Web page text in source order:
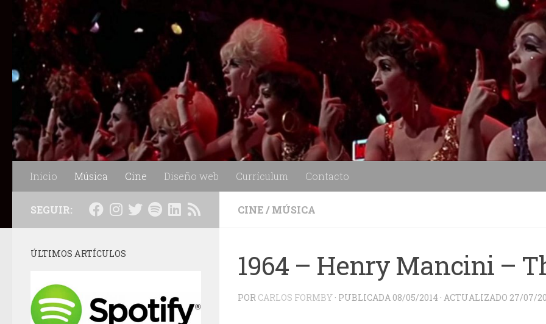
Saltar al contenido
Inicio Música Cine Diseño web Currículum Contacto
CINE/ MÚSICA
1964 – Henry Mancini –
POR CARLOS FORMBY · PUBLICADA 08/05/2014 · ACTUALIZADO 27/07/
SEGUIR:
ÚLTIMOS ARTÍCULOS